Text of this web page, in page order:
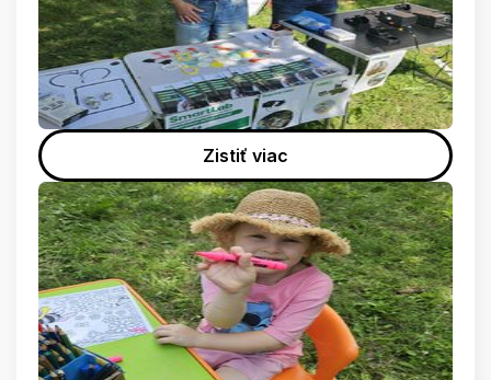
Zistiť viac